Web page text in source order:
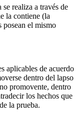
realiza a través de
la contiene (la
posean el mismo
aplicables de acuerdo
dentro del lapso
promovente, dentro
los hechos que
la prueba.